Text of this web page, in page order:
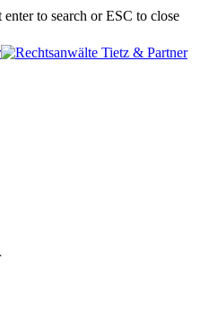
enter to search or ESC to close